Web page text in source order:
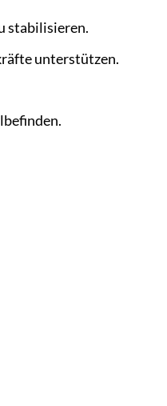
stabilisieren.
unterstützen.